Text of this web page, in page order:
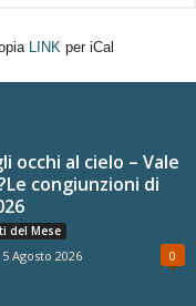
LINK per iCal
occhi al cielo – Vale
congiunzioni di
del Mese
5 Agosto 2026 0